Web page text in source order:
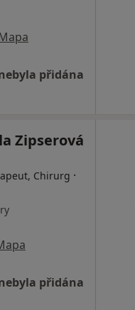
přidána
Zipserová
Chirurg ·
přidána